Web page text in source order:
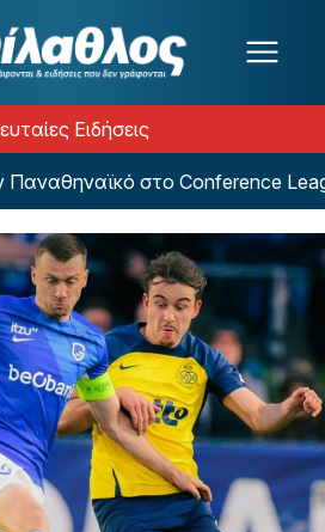
Ειδήσεις
στο Conference